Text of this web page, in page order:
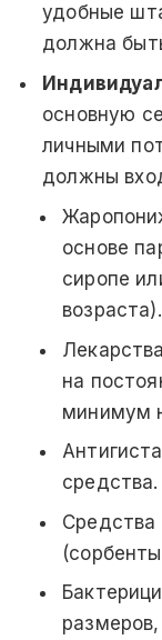
удобные
должна
основную
личными
должны
основе
сиропе
возраста).
на
минимум
средства.
Средства